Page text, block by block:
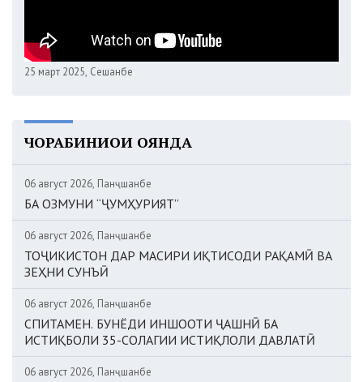
25 март 2025, Сешанбе
ЧОРАБИНИҲОИ ОЯНДА
06 август 2026, Панҷшанбе
БА ОЗМУНИ “ҶУМҲУРИЯТ”
06 август 2026, Панҷшанбе
ТОҶИКИСТОН ДАР МАСИРИ ИҚТИСОДИ РАҚАМӢ ВА
ЗЕҲНИ СУНЪӢ
06 август 2026, Панҷшанбе
СПИТАМЕН. БУНЁДИ ИНШООТИ ҶАШНӢ БА
ИСТИҚБОЛИ 35-СОЛАГИИ ИСТИҚЛОЛИ ДАВЛАТӢ
06 август 2026, Панҷшанбе